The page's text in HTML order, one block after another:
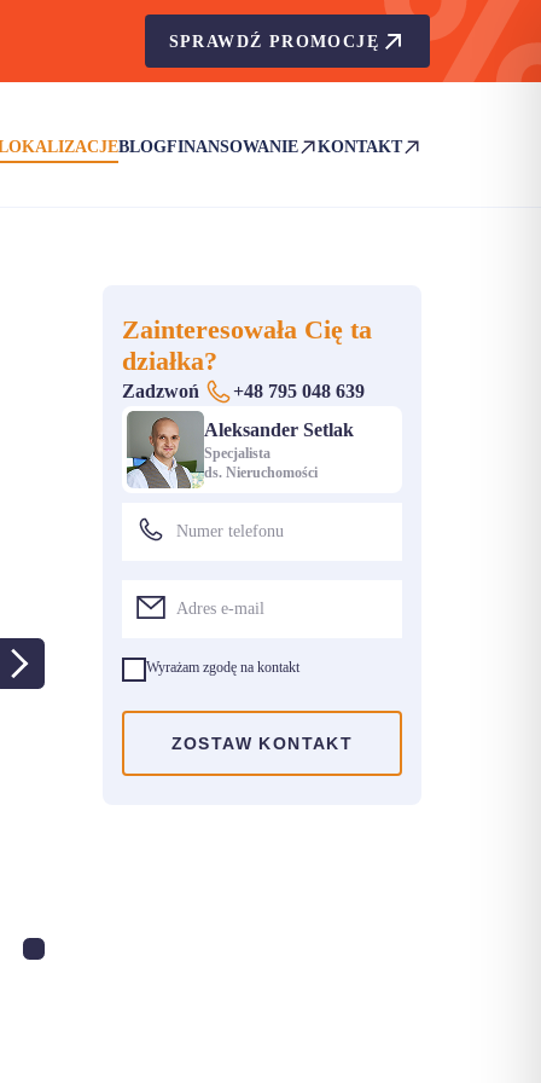
SPRAWDŹ PROMOCJĘ
BLOGFINANSOWANIE
(OTWIERA SIĘ W NOWEJ KARCIE)
KONTAKT
(OTWIERA SIĘ W NOWEJ
Zainteresowała Cię ta
działka?
Zadzwoń
+48 795 048 639
Aleksander Setlak
Specjalista
ds. Nieruchomości
Wyrażam zgodę na kontakt